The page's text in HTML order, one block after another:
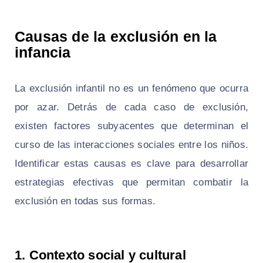
Causas de la exclusión en la
infancia
La exclusión infantil no es un fenómeno que ocurra
por azar. Detrás de cada caso de exclusión,
existen factores subyacentes que determinan el
curso de las interacciones sociales entre los niños.
Identificar estas causas es clave para desarrollar
estrategias efectivas que permitan combatir la
exclusión en todas sus formas.
1. Contexto social y cultural